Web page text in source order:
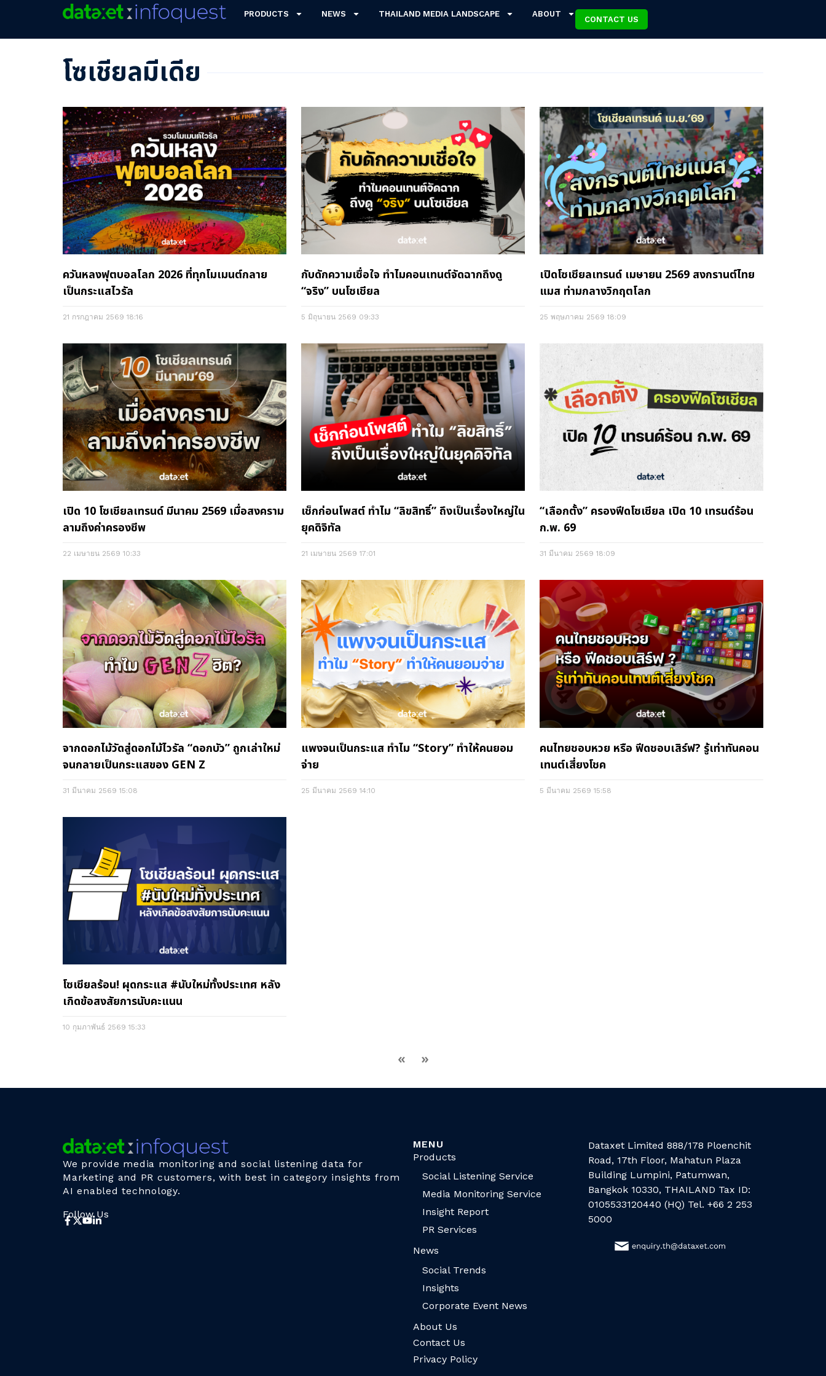
PRODUCTS NEWS THAILAND MEDIA LANDSCAPE ABOUT
CONTACT US
โซเชียลมีเดีย
ควันหลงฟุตบอลโลก 2026 ที่ทุกโมเมนต์กลาย
เป็นกระแสไวรัล
21 กรกฎาคม 2569 18:16
กับดักความเชื่อใจ ทำไมคอนเทนต์จัดฉากถึงดู
“จริง” บนโซเชียล
5 มิถุนายน 2569 09:33
เปิดโซเชียลเทรนด์ เมษายน 2569 สงกรานต์ไทย
แมส ท่ามกลางวิกฤตโลก
25 พฤษภาคม 2569 18:09
เปิด 10 โซเชียลเทรนด์ มีนาคม 2569 เมื่อสงคราม
ลามถึงค่าครองชีพ
22 เมษายน 2569 10:33
เช็กก่อนโพสต์ ทำไม “ลิขสิทธิ์” ถึงเป็นเรื่องใหญ่ใน
ยุคดิจิทัล
21 เมษายน 2569 17:01
“เลือกตั้ง” ครองฟีดโซเชียล เปิด 10 เทรนด์ร้อน
ก.พ. 69
31 มีนาคม 2569 18:09
จากดอกไม้วัดสู่ดอกไม้ไวรัล “ดอกบัว” ถูกเล่าใหม่
จนกลายเป็นกระแสของ GEN Z
31 มีนาคม 2569 15:08
แพงจนเป็นกระแส ทำไม “Story” ทำให้คนยอม
จ่าย
25 มีนาคม 2569 14:10
คนไทยชอบหวย หรือ ฟีดชอบเสิร์ฟ? รู้เท่าทันคอน
เทนต์เสี่ยงโชค
5 มีนาคม 2569 15:58
โซเชียลร้อน! ผุดกระแส #นับใหม่ทั้งประเทศ หลัง
เกิดข้อสงสัยการนับคะแนน
10 กุมภาพันธ์ 2569 15:33
« »
We provide media monitoring and social listening data for
Marketing and PR customers, with best in category insights from
AI enabled technology.
Follow Us
MENU
Products
Social Listening Service
Media Monitoring Service
Insight Report
PR Services
News
Social Trends
Insights
Corporate Event News
About Us
Contact Us
Privacy Policy
Dataxet Limited 888/178 Ploenchit
Road, 17th Floor, Mahatun Plaza
Building Lumpini, Patumwan,
Bangkok 10330, THAILAND Tax ID:
0105533120440 (HQ) Tel. +66 2 253
5000